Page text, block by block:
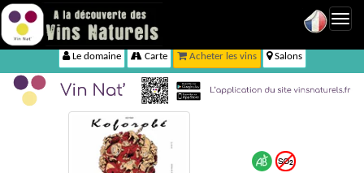
Le domaine Carte Acheter les vins Salons